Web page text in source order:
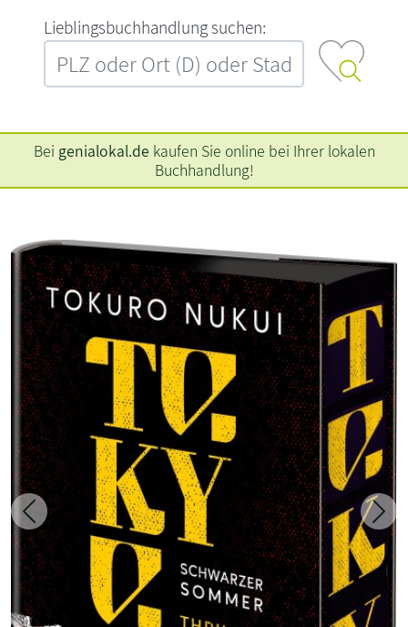
L‍i‍e‍b‍l‍i‍n‍g‍s‍b‍u‍c‍h‍h‍a‍n‍d‍l‍u‍n‍g‍ ‍s‍u‍c‍h‍e‍n‍:‍
Bei genialokal.de kaufen Sie online bei Ihrer lokalen
Buchhandlung!
Zurück